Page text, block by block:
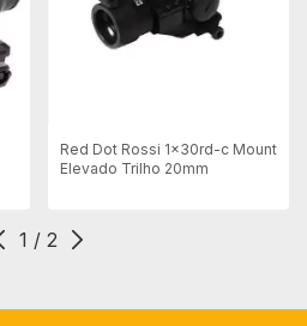
Red Dot Rossi 1x30rd-c Mount
Elevado Trilho 20mm
1 / 2